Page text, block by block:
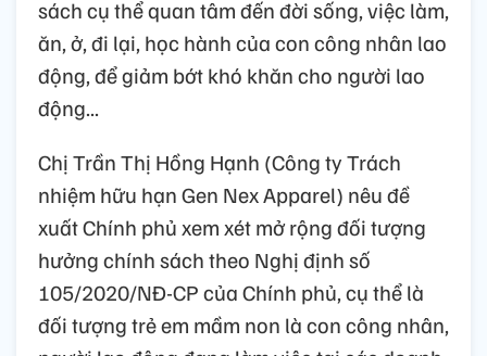
sách cụ thể quan tâm đến đời sống, việc làm,
ăn, ở, đi lại, học hành của con công nhân lao
động, để giảm bớt khó khăn cho người lao
động...
Chị Trần Thị Hồng Hạnh (Công ty Trách
nhiệm hữu hạn Gen Nex Apparel) nêu đề
xuất Chính phủ xem xét mở rộng đối tượng
hưởng chính sách theo Nghị định số
105/2020/NĐ-CP của Chính phủ, cụ thể là
đối tượng trẻ em mầm non là con công nhân,